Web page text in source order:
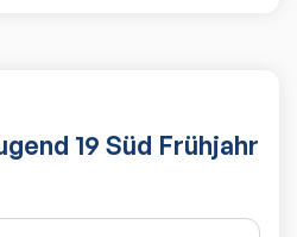
19 Süd Frühjahr